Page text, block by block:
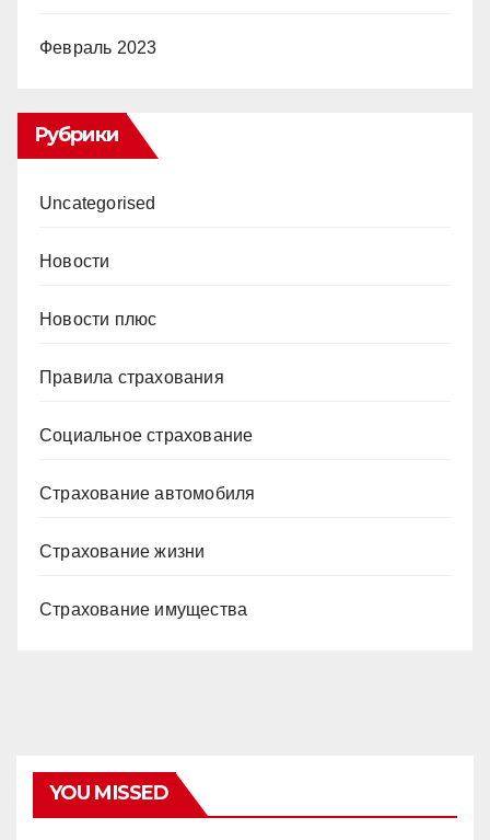
Февраль 2023
Рубрики
Uncategorised
Новости
Новости плюс
Правила страхования
Социальное страхование
Страхование автомобиля
Страхование жизни
Страхование имущества
YOU MISSED